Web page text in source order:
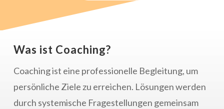
Was ist Coaching?
Coaching ist eine professionelle Begleitung, um
persönliche Ziele zu erreichen. Lösungen werden
durch systemische Fragestellungen gemeinsam